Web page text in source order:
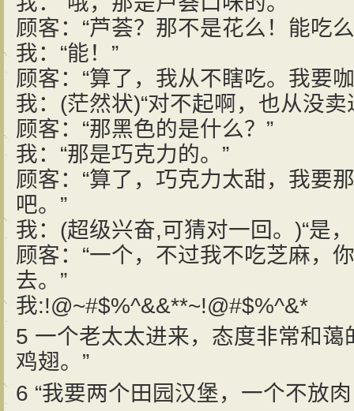
顾客：“芦荟？那不是花么！能吃
我：“能！”
顾客：“算了，我从不瞎吃。我要
我：(茫然状)“对不起啊，也从没卖
顾客：“那黑色的是什么？”
我：“那是巧克力的。”
顾客：“算了，巧克力太甜，我要
吧。”
我：(超级兴奋,可猜对一回。)“是
顾客：“一个，不过我不吃芝麻，
去。”
我:!@~#$%^&&**~!@#$%^&*
5 一个老太太进来，态度非常和蔼
鸡翅。”
6 “我要两个田园汉堡，一个不放